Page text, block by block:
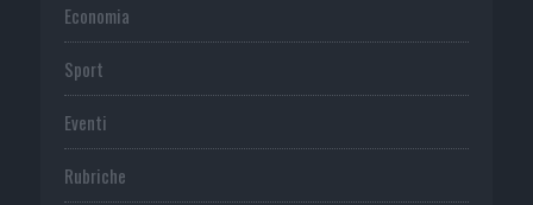
Economia
Sport
Eventi
Rubriche